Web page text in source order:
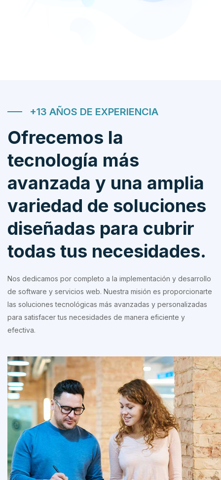
+13 AÑOS DE EXPERIENCIA
Ofrecemos la
tecnología más
avanzada y una amplia
variedad de soluciones
diseñadas para cubrir
todas tus necesidades.
Nos dedicamos por completo a la implementación y desarrollo
de software y servicios web. Nuestra misión es proporcionarte
las soluciones tecnológicas más avanzadas y personalizadas
para satisfacer tus necesidades de manera eficiente y
efectiva.